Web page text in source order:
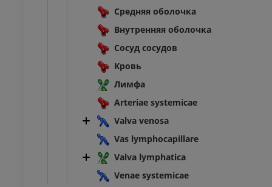
Средняя оболочка
Внутренняя оболочка
Сосуд сосудов
Кровь
Лимфа
Arteriae systemicae
Valva venosa
Vas lymphocapillare
Valva lymphatica
Venae systemicae